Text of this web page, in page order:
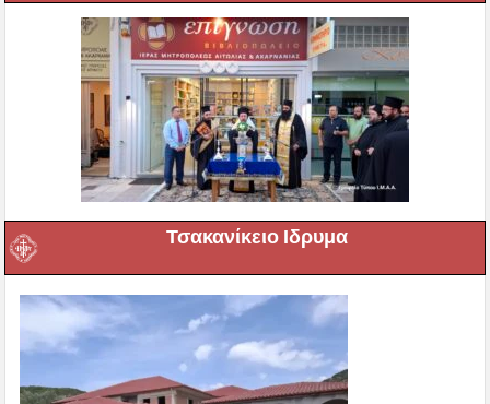
Τσακανίκειο Ιδρυμα